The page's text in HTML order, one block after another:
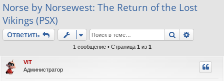
лк
и
Norse by Norsewest: The Return of the Lost
Vikings (PSX)
Ответить Поиск
1 сообщение • Страница 1 из 1
ViT
Администратор